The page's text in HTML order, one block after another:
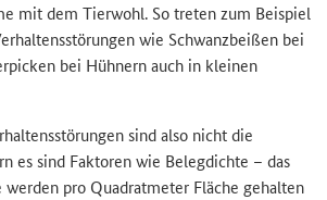
mit dem Tierwohl. So treten zum Beispiel
wie Schwanzbeißen bei
bei Hühnern auch in kleinen
sind also nicht die
es sind Faktoren wie Belegdichte – das
pro Quadratmeter Fläche gehalten